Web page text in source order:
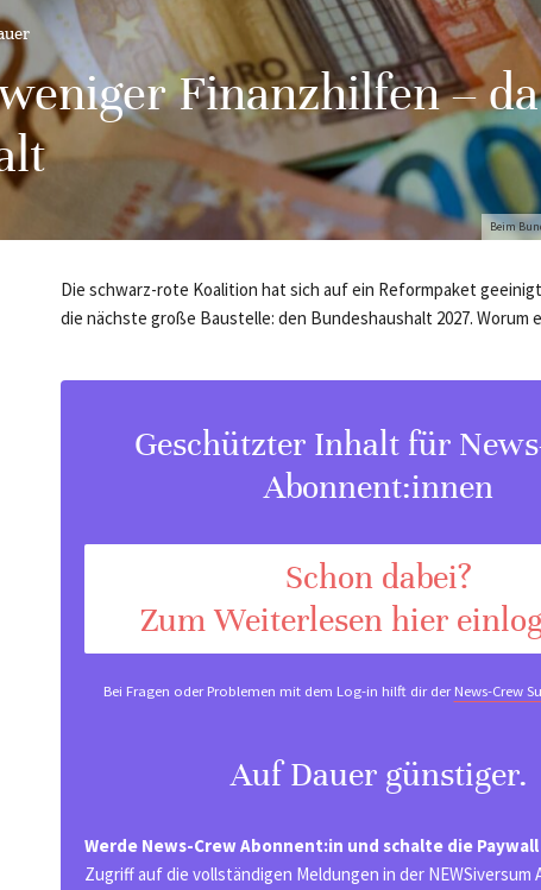
Beim
Finanzhilfen –
Die schwarz-rote Koalition hat sich auf ein Reformpaket
die nächste große Baustelle: den Bundeshaushalt 2027. Worum
Geschützter Inhalt für
Abonnent:innen
Schon dabei?
Zum Weiterlesen hier
Bei Fragen oder Problemen mit dem Log-in hilft dir derNews-Crew
Auf Dauer günstiger.
Werde News-Crew Abonnent:in und schalte die
Zugriff auf die vollständigen Meldungen in der NEWSiversum